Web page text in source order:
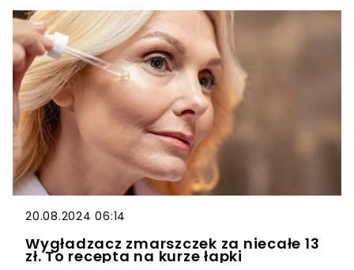
Ulgę i nawilżenie przynosi receptura znana
jeszcze z PRL.
20.08.2024 06:14
Wygładzacz zmarszczek za niecałe 13
zł. To recepta na kurze łapki